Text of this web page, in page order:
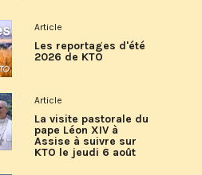
Article
Les reportages d'été
2026 de KTO
Article
La visite pastorale du
pape Léon XIV à
Assise à suivre sur
KTO le jeudi 6 août